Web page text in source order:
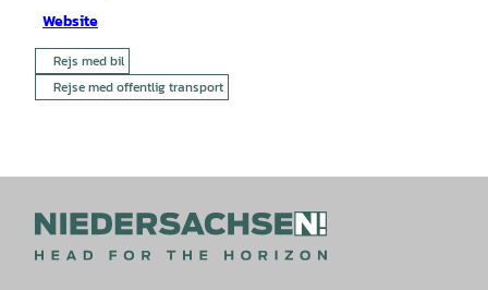
Website
Rejs med bil
Rejse med offentlig transport